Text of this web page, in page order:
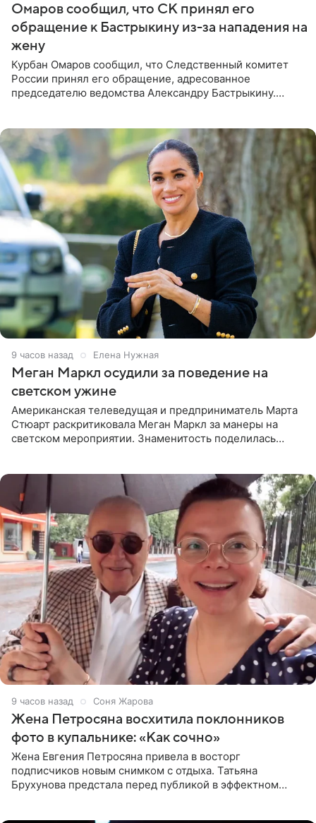
Омаров сообщил, что СК принял его
обращение к Бастрыкину из-за нападения на
жену
Курбан Омаров сообщил, что Следственный комитет
России принял его обращение, адресованное
председателю ведомства Александру Бастрыкину.
9 часов назад Елена Нужная
Меган Маркл осудили за поведение на
светском ужине
Американская телеведущая и предприниматель Марта
Стюарт раскритиковала Меган Маркл за манеры на
светском мероприятии. Знаменитость поделилась
9 часов назад Соня Жарова
Жена Петросяна восхитила поклонников
фото в купальнике: «Как сочно»
Жена Евгения Петросяна привела в восторг
подписчиков новым снимком с отдыха. Татьяна
Брухунова предстала перед публикой в эффектном